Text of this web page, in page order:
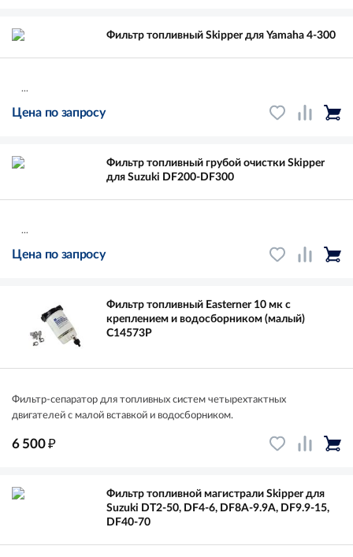
Фильтр топливный Skipper для Yamaha 4-300
...
Цена по запросу
Фильтр топливный грубой очистки Skipper
для Suzuki DF200-DF300
...
Цена по запросу
Фильтр топливный Easterner 10 мк с
креплением и водосборником (малый)
C14573P
Фильтр-сепаратор для топливных систем четырехтактных
двигателей с малой вставкой и водосборником.
6 500₽
Фильтр топливной магистрали Skipper для
Suzuki DT2-50, DF4-6, DF8A-9.9A, DF9.9-15,
DF40-70